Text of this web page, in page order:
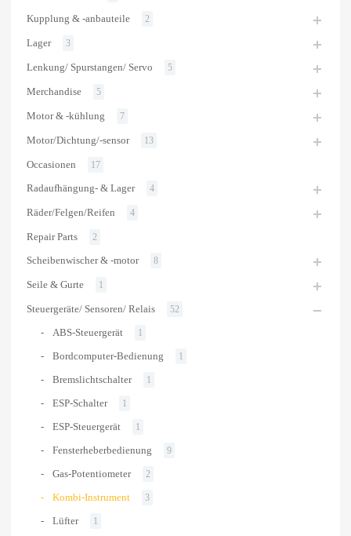
Kupplung & -anbauteile 2
Lager 3
Lenkung/ Spurstangen/ Servo 5
Merchandise 5
Motor & -kühlung 7
Motor/Dichtung/-sensor 13
Occasionen 17
Radaufhängung- & Lager 4
Räder/Felgen/Reifen 4
Repair Parts 2
Scheibenwischer & -motor 8
Seile & Gurte 1
Steuergeräte/ Sensoren/ Relais 52
ABS-Steuergerät 1
Bordcomputer-Bedienung 1
Bremslichtschalter 1
ESP-Schalter 1
ESP-Steuergerät 1
Fensterheberbedienung 9
Gas-Potentiometer 2
Kombi-Instrument 3
Lüfter 1